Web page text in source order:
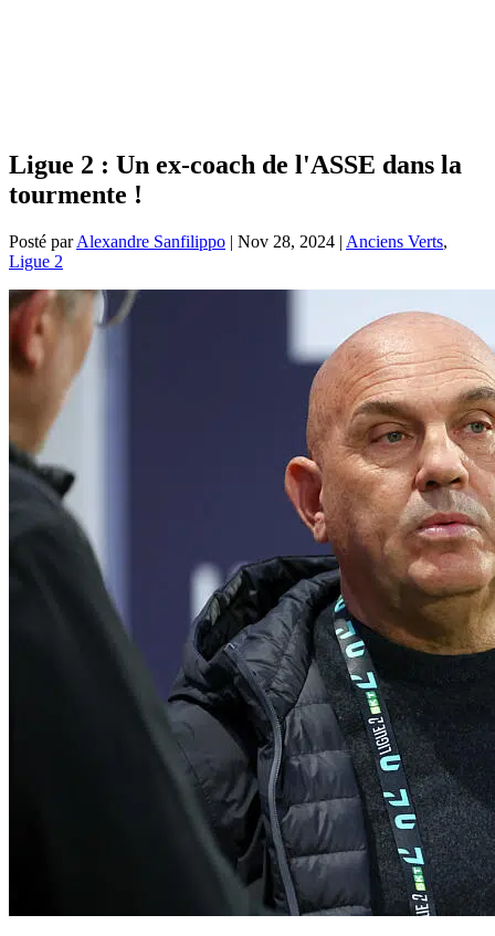
Ligue 2 : Un ex-coach de l'ASSE dans la
tourmente !
Posté parAlexandre Sanfilippo | Nov 28, 2024 | Anciens Verts,
Ligue 2